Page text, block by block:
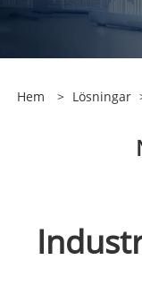
Hem > Lösningar